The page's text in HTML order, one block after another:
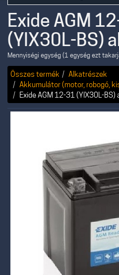
Exide AGM
(YIX30L-BS)
Mennyiségi egység (1 egység ezt
Összes termék
Alkatrészek
Akkumulátor (motor, robogó,
Exide AGM 12-31 (YIX30L-